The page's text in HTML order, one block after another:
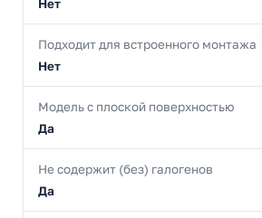
Нет
Подходит для встроенного монтажа
Нет
Модель с плоской поверхностью
Да
Не содержит (без) галогенов
Да